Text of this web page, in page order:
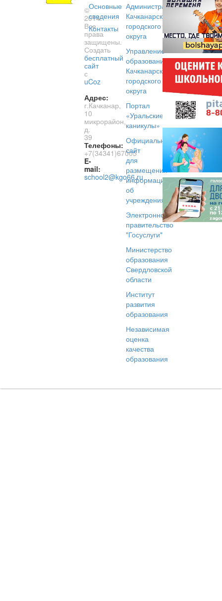
©
2014.
Все
права
защищены.
Создать
бесплатный
сайт
с
uCoz
Адрес:
г.Качканар,
10
микрорайон,
д.
39
Телефоны:
+7(34341)67005
E-
mail:
school2@kgo66.ru
Основные
сведения
Контакты
Администрация
Качканарского
городского
округа
Управление
образованием
Качканарского
городского
округа
Портал
«Уральские
каникулы»
Официальный
сайт
для
размещения
информации
об
учреждениях
Электронное
правительство
"Госуслуги"
Министерство
образования
Свердловской
области
Институт
развития
образования
Независимая
оценка
качества
образования